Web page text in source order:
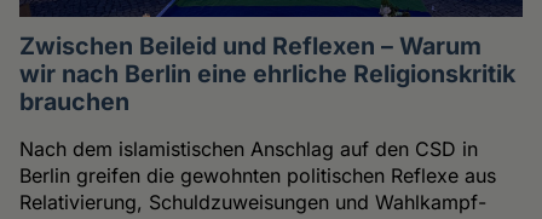
Zwischen Beileid und Reflexen – Warum
wir nach Berlin eine ehrliche Religionskritik
brauchen
Nach dem islamistischen Anschlag auf den CSD in
Berlin greifen die gewohnten politischen Reflexe aus
Relativierung, Schuldzuweisungen und Wahlkampf-